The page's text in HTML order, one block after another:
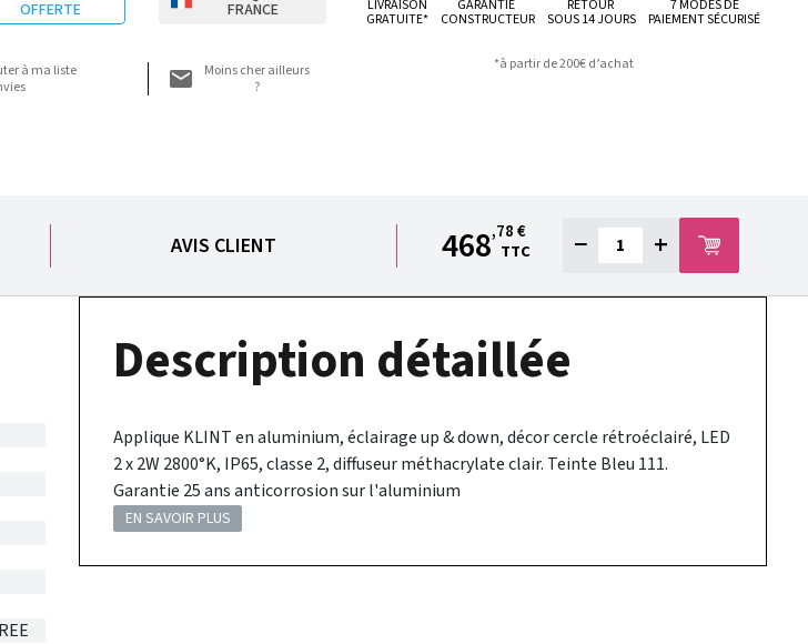
OFFERTE FRANCE
à ma liste
Moins cher ailleurs
?
LIVRAISON
GRATUITE*
GARANTIE
CONSTRUCTEUR
RETOUR
SOUS 14 JOURS
7 MODES DE
PAIEMENT SÉCURISÉ
*à partir de 200€ d’achat
AVIS CLIENT 468,78 €
TTC
− +
Description détaillée
Applique KLINT en aluminium, éclairage up & down, décor cercle rétroéclairé, LED
2 x 2W 2800°K, IP65, classe 2, diffuseur méthacrylate clair. Teinte Bleu 111.
Garantie 25 ans anticorrosion sur l'aluminium
EN SAVOIR PLUS